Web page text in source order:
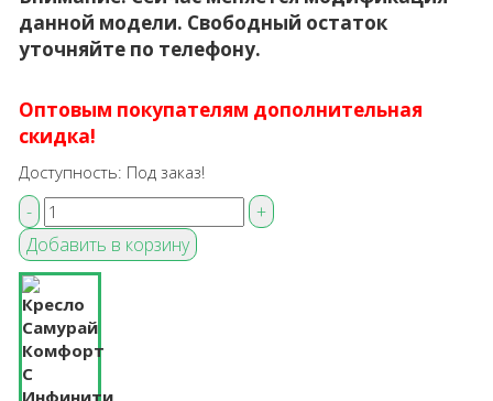
данной модели. Свободный остаток
уточняйте по телефону.
Оптовым покупателям дополнительная
скидка!
Доступность: Под заказ!